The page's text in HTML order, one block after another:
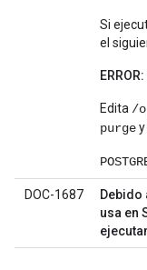
Si
el
Edita /
purge
DOC-1687
Debido
usa en